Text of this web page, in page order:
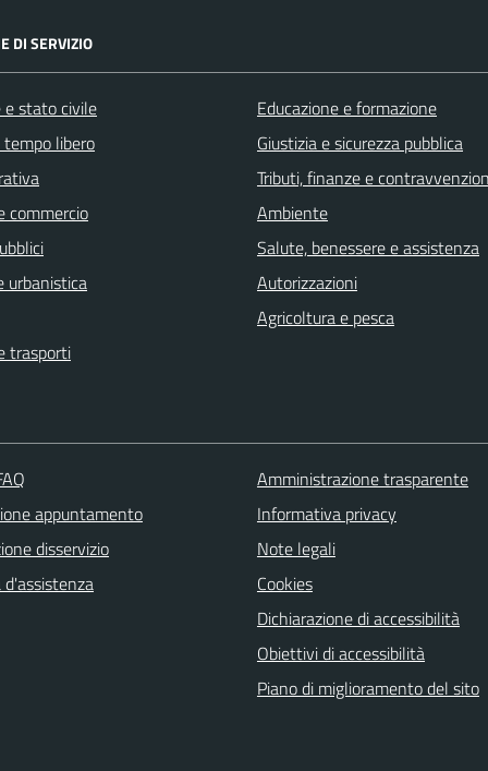
DI SERVIZIO
e stato civile
libero
commercio
urbanistica
trasporti
Educazione e formazione
Giustizia e sicurezza pubblica
Tributi, finanze e
Ambiente
Salute, benessere e assistenza
Autorizzazioni
Agricoltura e pesca
appuntamento
disservizio
d'assistenza
Amministrazione trasparente
Informativa privacy
Note legali
Cookies
Dichiarazione di accessibilità
Obiettivi di accessibilità
Piano di miglioramento del sito